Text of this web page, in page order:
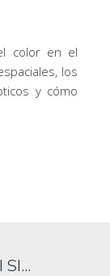
color en el
los
y cómo